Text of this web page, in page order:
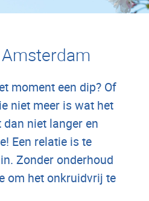
moment een dip? Of
niet meer is wat het
niet langer en
Een relatie is te
Zonder onderhoud
om het onkruidvrij te